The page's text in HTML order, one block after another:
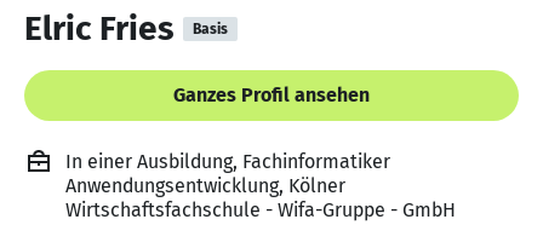
Elric Fries Basis
Ganzes Profil ansehen
In einer Ausbildung, Fachinformatiker
Anwendungsentwicklung, Kölner
Wirtschaftsfachschule - Wifa-Gruppe - GmbH